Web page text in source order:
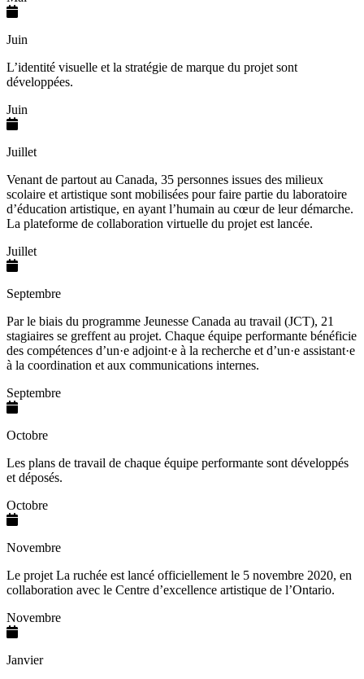
Juin
L’identité visuelle et la stratégie de marque du projet sont
développées.
Juin
Juillet
Venant de partout au Canada, 35 personnes issues des milieux
scolaire et artistique sont mobilisées pour faire partie du laboratoire
d’éducation artistique, en ayant l’humain au cœur de leur démarche.
La plateforme de collaboration virtuelle du projet est lancée.
Juillet
Septembre
Par le biais du programme Jeunesse Canada au travail (JCT), 21
stagiaires se greffent au projet. Chaque équipe performante bénéficie
des compétences d’un·e adjoint·e à la recherche et d’un·e assistant·e
à la coordination et aux communications internes.
Septembre
Octobre
Les plans de travail de chaque équipe performante sont développés
et déposés.
Octobre
Novembre
Le projet La ruchée est lancé officiellement le 5 novembre 2020, en
collaboration avec le Centre d’excellence artistique de l’Ontario.
Novembre
Janvier